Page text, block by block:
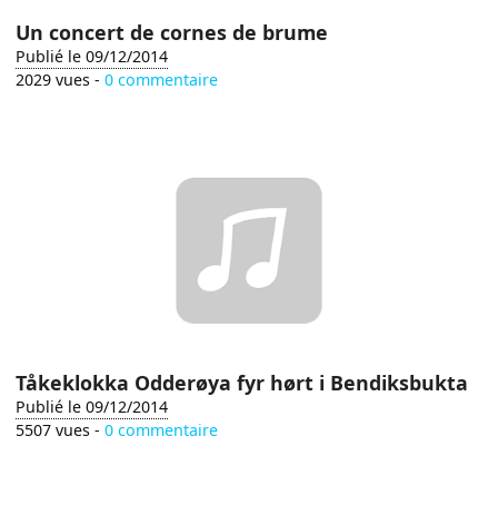
Un concert de cornes de brume
Publié le 09/12/2014
2029 vues -0 commentaire
Tåkeklokka Odderøya fyr hørt i Bendiksbukta
Publié le 09/12/2014
5507 vues -0 commentaire